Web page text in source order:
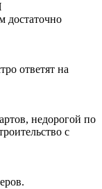
достаточно
ответят на
недорогой по
с